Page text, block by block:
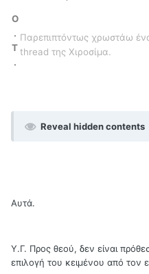
O
.
T
.
Παρεπιπτόντως χρωστάω
thread της Χιροσίμα.
Reveal hidden contents
Αυτά.
Υ.Γ. Προς θεού, δεν είναι
επιλογή του κειμένου από τον